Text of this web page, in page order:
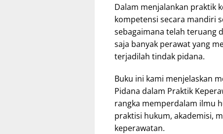
Dalam menjalankan praktik
kompetensi secara mandiri
sebagaimana telah teruang
saja banyak perawat yang
terjadilah tindak pidana.
Buku ini kami menjelaskan
Pidana dalam Praktik
rangka memperdalam ilmu
praktisi hukum, akademisi,
keperawatan.